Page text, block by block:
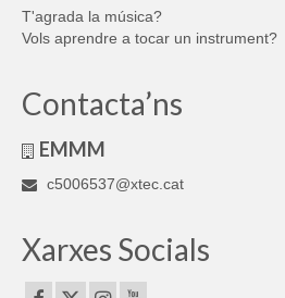
T'agrada la música?
Vols aprendre a tocar un instrument?
Contacta’ns
EMMM
c5006537@xtec.cat
Xarxes Socials